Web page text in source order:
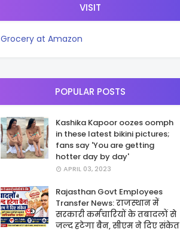
VISIT
Grocery at Amazon
POPULAR POSTS
Kashika Kapoor oozes oomph
in these latest bikini pictures;
fans say 'You are getting
hotter day by day'
APRIL 03, 2023
Rajasthan Govt Employees
Transfer News: राजस्थान में
सरकारी कर्मचारियों के तबादलों से
जल्द हटेगा बैन, सीएम ने दिए संकेत